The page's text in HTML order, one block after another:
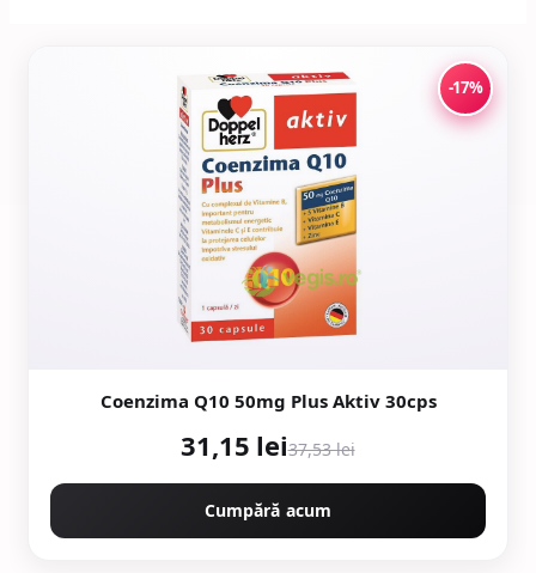
-17%
Coenzima Q10 50mg Plus Aktiv 30cps
31,15 lei37,53 lei
Cumpără acum